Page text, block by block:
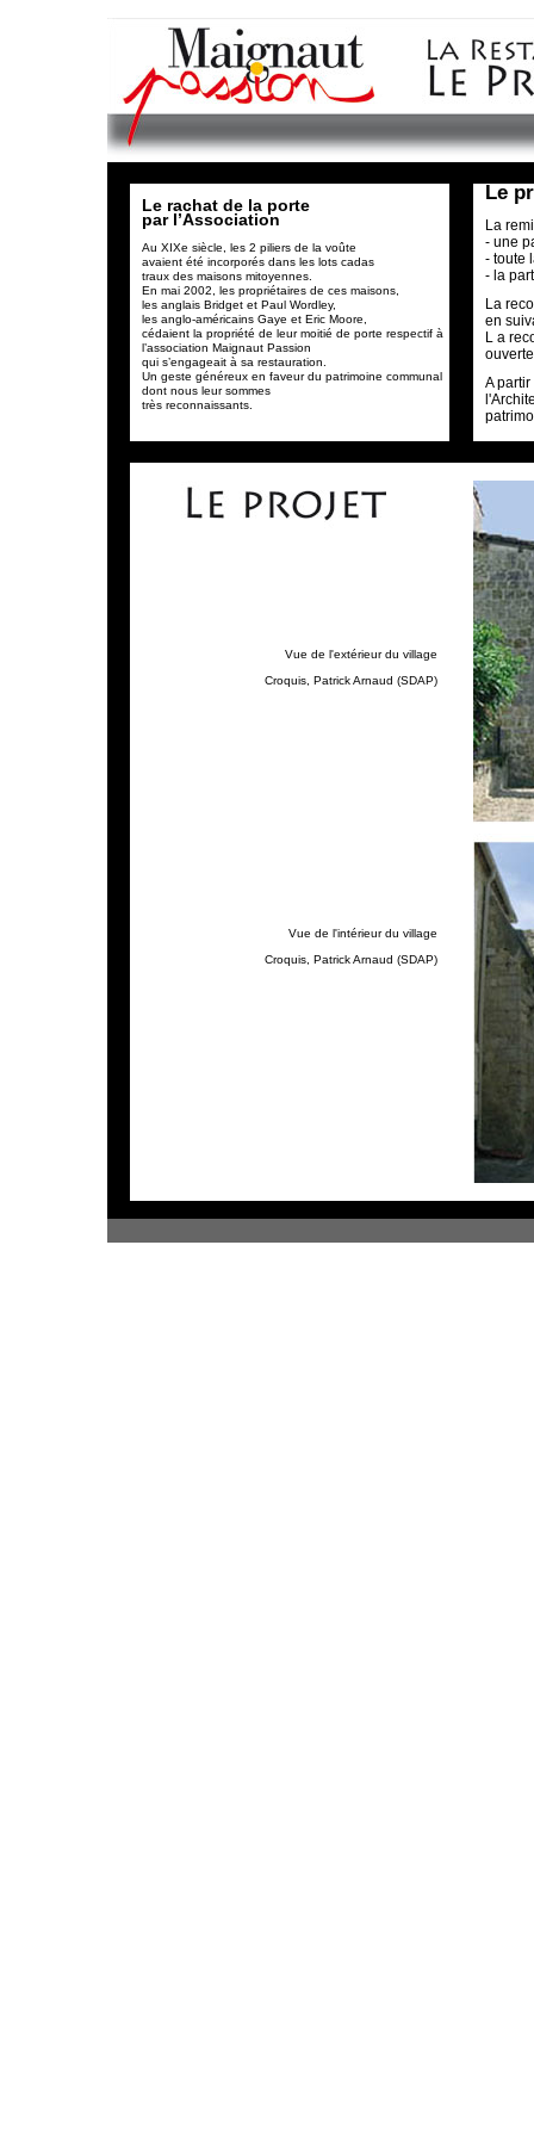
Le rachat de la porte
par l’Association
Au XIXe siècle, les 2 piliers de la voûte
avaient été incorporés dans les lots cadas
traux des maisons mitoyennes.
En mai 2002, les propriétaires de ces maisons,
les anglais Bridget et Paul Wordley,
les anglo-américains Gaye et Eric Moore,
cédaient la propriété de leur moitié de porte respectif à
l’association Maignaut Passion
qui s’engageait à sa restauration.
Un geste généreux en faveur du patrimoine communal
dont nous leur sommes
très reconnaissants.
Le
La
- une
- toute
- la
La
en
L a
A
Vue de l'extérieur du village
Croquis, Patrick Arnaud (SDAP)
Vue de l'intérieur du village
Croquis, Patrick Arnaud (SDAP)